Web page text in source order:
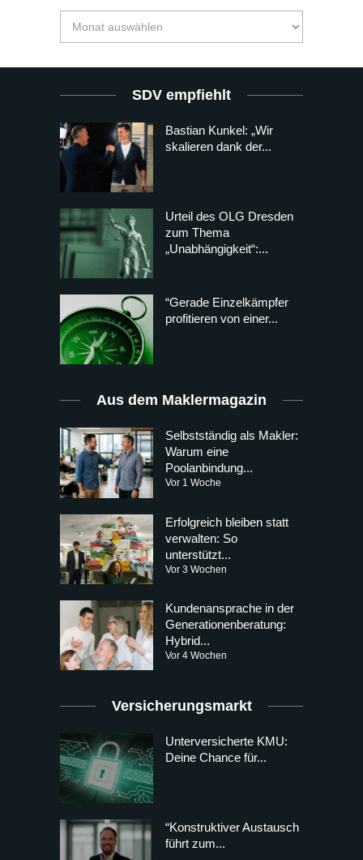
SDV empfiehlt
Bastian Kunkel: „Wir
skalieren dank der...
Urteil des OLG Dresden
zum Thema
„Unabhängigkeit“:...
“Gerade Einzelkämpfer
profitieren von einer...
Aus dem Maklermagazin
Selbstständig als Makler:
Warum eine
Poolanbindung...
Vor 1 Woche
Erfolgreich bleiben statt
verwalten: So
unterstützt...
Vor 3 Wochen
Kundenansprache in der
Generationenberatung:
Hybrid...
Vor 4 Wochen
Versicherungsmarkt
Unterversicherte KMU:
Deine Chance für...
“Konstruktiver Austausch
führt zum...